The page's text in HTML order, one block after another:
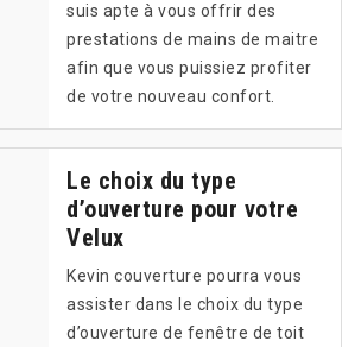
suis apte à vous offrir des
prestations de mains de maitre
afin que vous puissiez profiter
de votre nouveau confort.
Le choix du type
d’ouverture pour votre
Velux
Kevin couverture pourra vous
assister dans le choix du type
d’ouverture de fenêtre de toit